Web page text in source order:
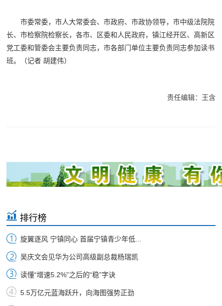
市委常委，市人大常委会、市政府、市政协领导，市中级法院院
长、市检察院检察长，各市、区委和人民政府，镇江经开区、高新区
党工委和管委会主要负责同志，市各部门单位主要负责同志参加读书
班。（记者 胡建伟）
责任编辑：王含
排行榜
旋翼逐风 宁镇同心 首届宁镇青少年低...
吴庆文会见华为公司高级副总裁杨瑞凯
读懂“增速5.2%”之后的“稳”字诀
5.5万亿元蓝海跃升，向海图强势正劲